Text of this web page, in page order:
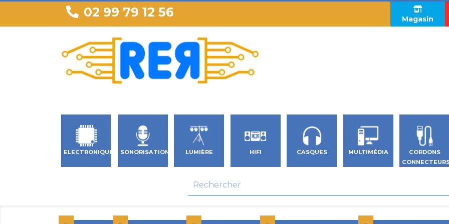
02 99 79 12 56 Magasin
ELECTRONIQUE SONORISATION LUMIÈRE HIFI CASQUES MULTIMÉDIA
CORDONS
CONNECTEURS